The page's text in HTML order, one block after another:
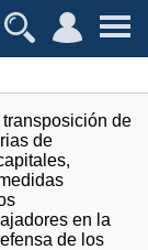
de
de
en la
de los